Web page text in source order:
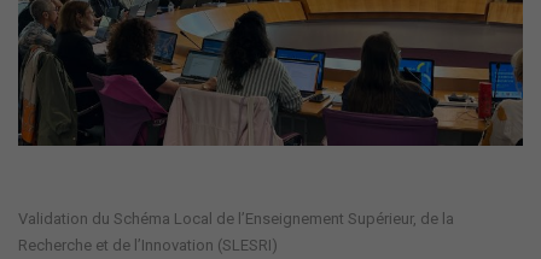
Validation du Schéma Local de l’Enseignement Supérieur, de la
Recherche et de l’Innovation (SLESRI)